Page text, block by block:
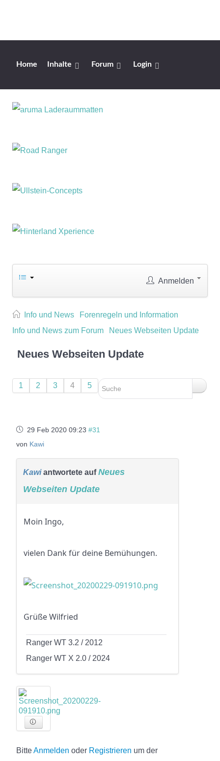
Home Inhalte Forum Login
Anmelden
Info und News
Forenregeln und Information
Info und News zum Forum
Neues Webseiten Update
Neues Webseiten Update
1 2 3 4 5
29 Feb 2020 09:23 #31
von Kawi
Kawiantwortete aufNeues
Webseiten Update
Moin Ingo,
vielen Dank für deine Bemühungen.
Grüße Wilfried
Ranger WT 3.2 / 2012
Ranger WT X 2.0 / 2024
BitteAnmelden oder Registrieren um der